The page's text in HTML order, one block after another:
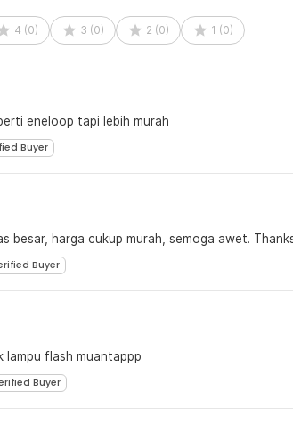
4 (0) 3 (0) 2 (0) 1 (0)
eneloop tapi lebih murah
Buyer
besar, harga cukup murah, semoga awet.
Buyer
apik.. awet longlife untuk lampu flash muantappp
Buyer